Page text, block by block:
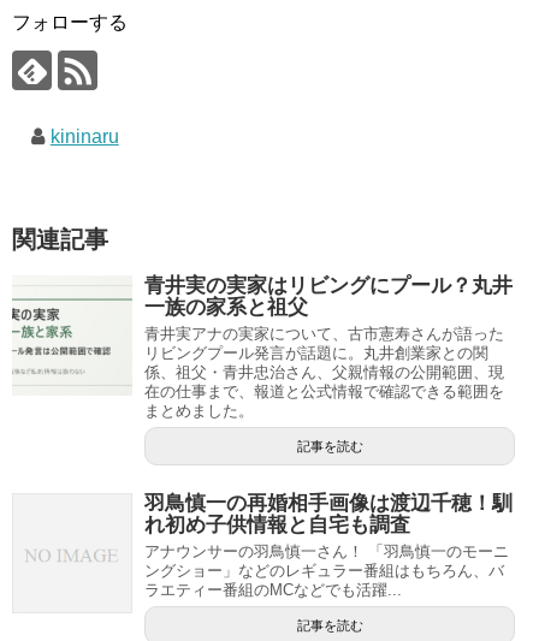
フォローする
kininaru
関連記事
青井実の実家はリビングにプール？丸井
一族の家系と祖父
青井実アナの実家について、古市憲寿さんが語った
リビングプール発言が話題に。丸井創業家との関
係、祖父・青井忠治さん、父親情報の公開範囲、現
在の仕事まで、報道と公式情報で確認できる範囲を
まとめました。
記事を読む
羽鳥慎一の再婚相手画像は渡辺千穂！馴
れ初め子供情報と自宅も調査
アナウンサーの羽鳥慎一さん！ 「羽鳥慎一のモーニ
ングショー」などのレギュラー番組はもちろん、バ
ラエティー番組のMCなどでも活躍...
記事を読む